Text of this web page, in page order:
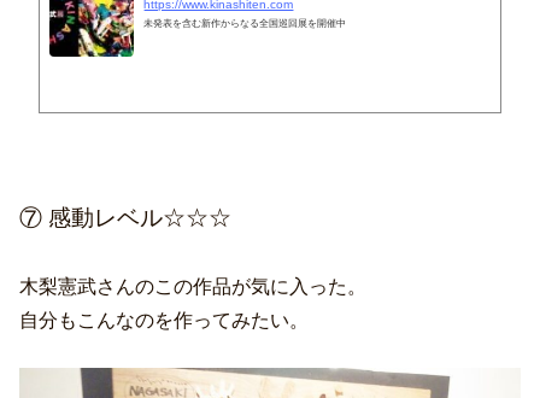
https://www.kinashiten.com
未発表を含む新作からなる全国巡回展を開催中
⑦ 感動レベル☆☆☆
木梨憲武さんのこの作品が気に入った。
自分もこんなのを作ってみたい。